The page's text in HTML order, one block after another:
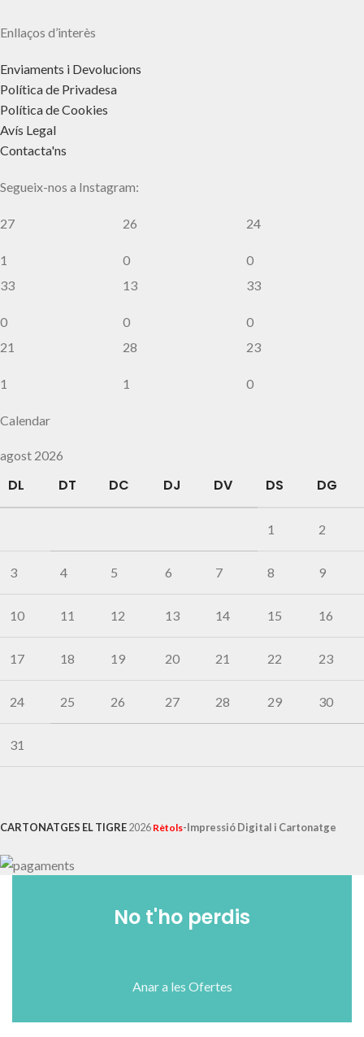
Enllaços d’interès
Enviaments i Devolucions
Política de Privadesa
Política de Cookies
Avís Legal
Contacta'ns
Segueix-nos a Instagram:
27
1
26
0
24
0
33
0
13
0
33
0
21
1
28
1
23
0
Calendar
agost 2026
DL DT DC DJ DV DS DG
1 2
3 4 5 6 7 8 9
10 11 12 13 14 15 16
17 18 19 20 21 22 23
24 25 26 27 28 29 30
31
CARTONATGES EL TIGRE2026 Rètols-Impressió Digital i Cartonatge
No t'ho perdis
Anar a les Ofertes